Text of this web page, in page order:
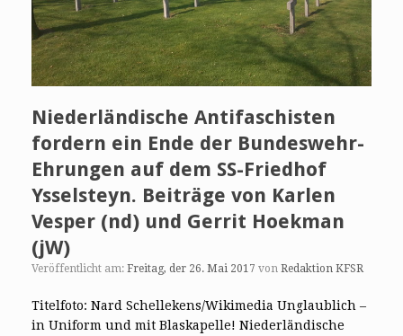
Niederländische Antifaschisten
fordern ein Ende der Bundeswehr-
Ehrungen auf dem SS-Friedhof
Ysselsteyn. Beiträge von Karlen
Vesper (nd) und Gerrit Hoekman
(jW)
Veröffentlicht am: Freitag, der 26. Mai 2017 von Redaktion KFSR
Titelfoto: Nard Schellekens/Wikimedia Unglaublich –
in Uniform und mit Blaskapelle! Niederländische